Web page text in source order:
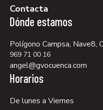
Contacta
Dónde estamos
Polígono Campsa, Nave8,
969 71 00 16
angel@gvocuenca.com
Horarios
De lunes a Viernes